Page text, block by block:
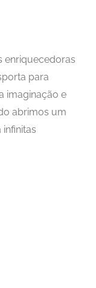
enriquecedoras
para
imaginação e
abrimos um